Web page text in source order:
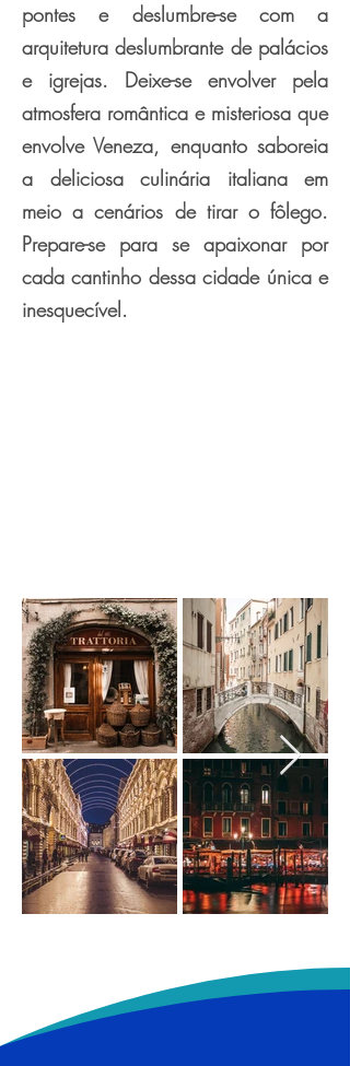
pontes e deslumbre-se com a
arquitetura deslumbrante de palácios
e igrejas. Deixe-se envolver pela
atmosfera romântica e misteriosa que
envolve Veneza, enquanto saboreia
a deliciosa culinária italiana em
meio a cenários de tirar o fôlego.
Prepare-se para se apaixonar por
cada cantinho dessa cidade única e
inesquecível.